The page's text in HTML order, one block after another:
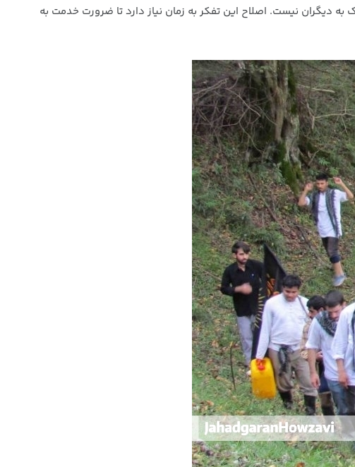
دیگران نیست. اصلاح این تفکر به زمان نیاز دارد تا ضرورت خدمت به